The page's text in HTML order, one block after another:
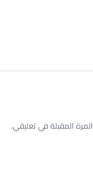
المقبلة في تعليقي.